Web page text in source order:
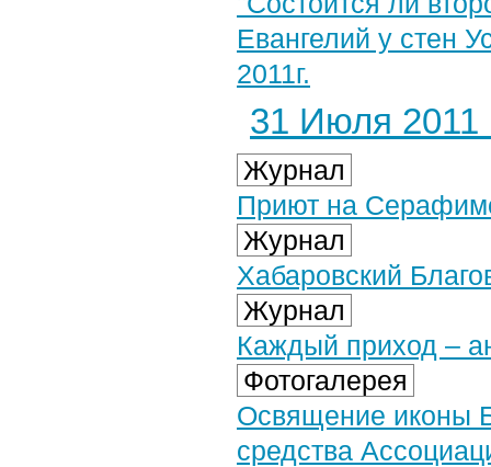
Евангелий у стен
2011г.
31 Июля 2011
Журнал
Приют на
Журнал
Хабаровский
Журнал
Каждый приход –
Фотогалерея
Освящение иконы
средства